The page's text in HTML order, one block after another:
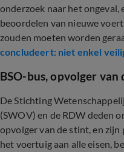
onderzoek naar het ongeval,
beoordelen van nieuwe
zouden moeten worden
concludeert: niet enkel
BSO-bus, opvolger van
De Stichting
(SWOV) en de RDW deden
opvolger van de stint, en
het voertuig aan alle eisen,